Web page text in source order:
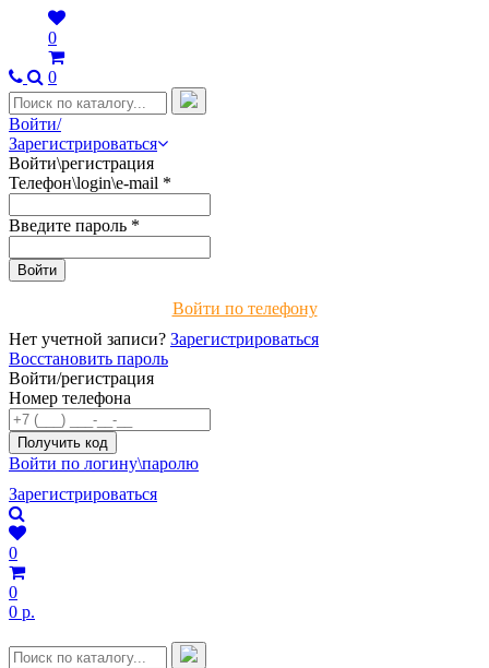
0
0
Войти/
Зарегистрироваться
Войти\регистрация
Телефон\login\e-mail *
Введите пароль *
Войти по телефону
Нет учетной записи? Зарегистрироваться
Восстановить пароль
Войти/регистрация
Номер телефона
Войти по логину\паролю
Зарегистрироваться
0
0
0 р.